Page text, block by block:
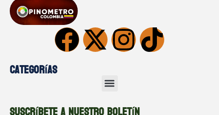
Categorías